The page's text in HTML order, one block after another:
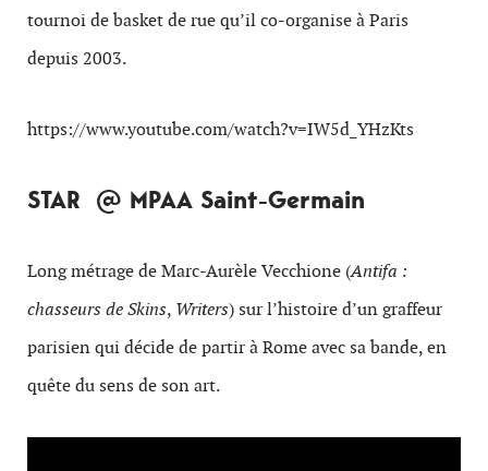
tournoi de basket de rue qu’il co-organise à Paris
depuis 2003.
https://www.youtube.com/watch?v=IW5d_YHzKts
STAR @ MPAA Saint-Germain
Long métrage de Marc-Aurèle Vecchione (Antifa :
chasseurs de Skins, Writers) sur l’histoire d’un graffeur
parisien qui décide de partir à Rome avec sa bande, en
quête du sens de son art.